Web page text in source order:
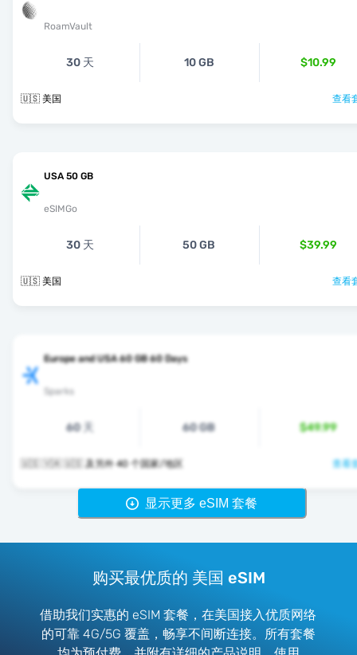
RoamVault
30 天 10 GB $10.99
🇺🇸 美国 查看
USA 50 GB
eSIMGo
30 天 50 GB $39.99
🇺🇸 美国 查看
Europe and USA 60 GB 60 Days
Sparks
60 天 60 GB $49.99
🇺🇸 🇻🇦 🇺🇸 及另外 40 个国家/地区 查看
显示更多 eSIM 套餐
购买最优质的 美国 eSIM
借助我们实惠的 eSIM 套餐，在美国接入优质网络
的可靠 4G/5G 覆盖，畅享不间断连接。所有套餐